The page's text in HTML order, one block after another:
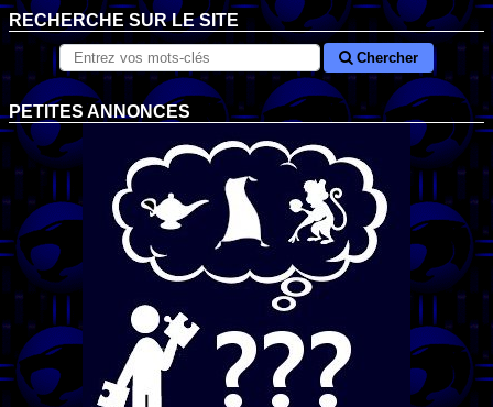
RECHERCHE SUR LE SITE
Chercher
PETITES ANNONCES